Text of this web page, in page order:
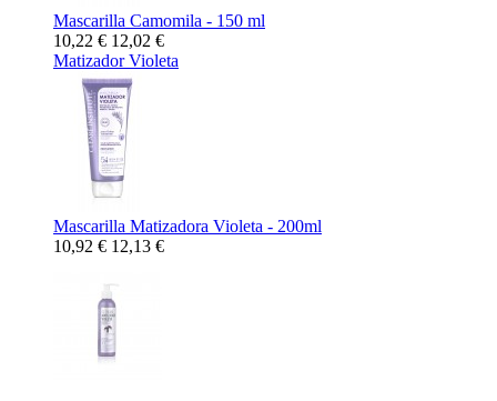
Mascarilla Camomila - 150 ml
10,22 € 12,02 €
Matizador Violeta
Mascarilla Matizadora Violeta - 200ml
10,92 € 12,13 €